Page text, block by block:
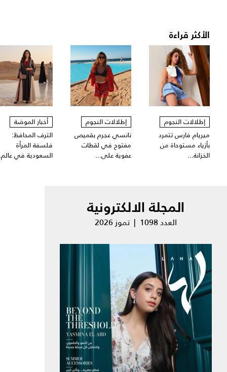
الأكثر قراءة
إطلالات النجوم
ميريام فارس تتمرد
بأزياء مستوحاة من
الخزانة...
إطلالات النجوم
نانسي عجرم بقميص
مفتوح في لقطات
عفوية على...
أخبار الموضة
الترف المحافظ:
فلسفة المرأة
السعودية في
المجلة الالكترونية
العدد 1098 | تموز 2026